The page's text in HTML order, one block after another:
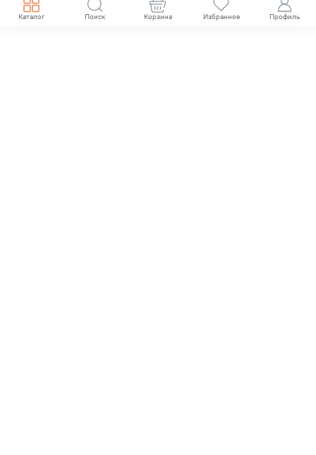
Каталог Поиск Корзина Избранное Профиль